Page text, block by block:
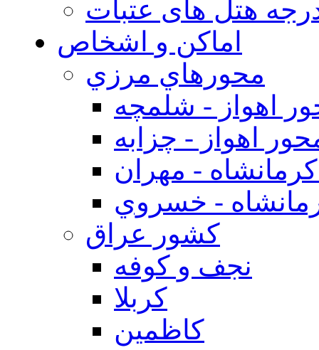
هتل های عتبات
اماکن و اشخاص
محورهاي مرزي
اهواز - شلمچه
اهواز - چزابه
- مهران
- خسروي
كشور عراق
نجف و كوفه
كربلا
كاظمين